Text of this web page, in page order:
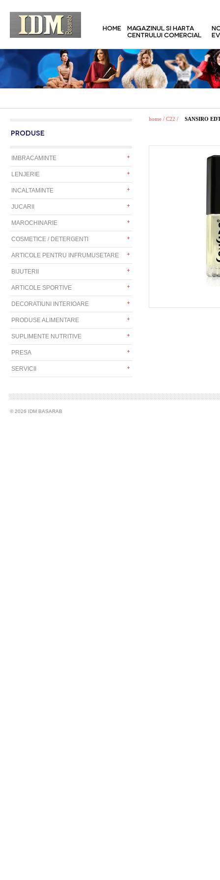
HOME
MAGAZINUL SI HARTA
CENTRULUI COMERCIAL
PRODUSE
IMBRACAMINTE
LENJERIE
INCALTAMINTE
JUCARII
MAROCHINARIE
COSMETICE / DETERGENTI
ARTICOLE PENTRU INFRUMUSETARE
BIJUTERII
ARTICOLE SPORTIVE
DECORATIUNI INTERIOARE
PRODUSE ALIMENTARE
SUPLIMENTE NUTRITIVE
PRESA
SERVICII
home / C22 / SANSIRO
© 2026 IDM BASARAB